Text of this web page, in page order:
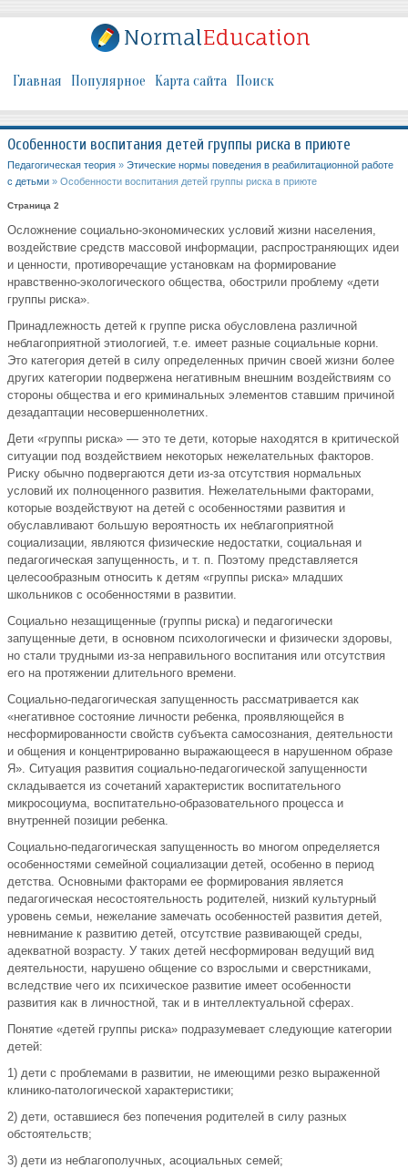
Главная Популярное Карта сайта Поиск
Особенности воспитания детей группы риска в приюте
Педагогическая теория » Этические нормы поведения в реабилитационной работе
с детьми » Особенности воспитания детей группы риска в приюте
Страница 2
Осложнение социально-экономических условий жизни населения,
воздействие средств массовой информации, распространяющих идеи
и ценности, противоречащие установкам на формирование
нравственно-экологического общества, обострили проблему «дети
группы риска».
Принадлежность детей к группе риска обусловлена различной
неблагоприятной этиологией, т.е. имеет разные социальные корни.
Это категория детей в силу определенных причин своей жизни более
других категории подвержена негативным внешним воздействиям со
стороны общества и его криминальных элементов ставшим причиной
дезадаптации несовершеннолетних.
Дети «группы риска» — это те дети, которые находятся в критической
ситуации под воздействием некоторых нежелательных факторов.
Риску обычно подвергаются дети из-за отсутствия нормальных
условий их полноценного развития. Нежелательными факторами,
которые воздействуют на детей с особенностями развития и
обуславливают большую вероятность их неблагоприятной
социализации, являются физические недостатки, социальная и
педагогическая запущенность, и т. п. Поэтому представляется
целесообразным относить к детям «группы риска» младших
школьников с особенностями в развитии.
Социально незащищенные (группы риска) и педагогически
запущенные дети, в основном психологически и физически здоровы,
но стали трудными из-за неправильного воспитания или отсутствия
его на протяжении длительного времени.
Социально-педагогическая запущенность рассматривается как
«негативное состояние личности ребенка, проявляющейся в
несформированности свойств субъекта самосознания, деятельности
и общения и концентрированно выражающееся в нарушенном образе
Я». Ситуация развития социально-педагогической запущенности
складывается из сочетаний характеристик воспитательного
микросоциума, воспитательно-образовательного процесса и
внутренней позиции ребенка.
Социально-педагогическая запущенность во многом определяется
особенностями семейной социализации детей, особенно в период
детства. Основными факторами ее формирования является
педагогическая несостоятельность родителей, низкий культурный
уровень семьи, нежелание замечать особенностей развития детей,
невнимание к развитию детей, отсутствие развивающей среды,
адекватной возрасту. У таких детей несформирован ведущий вид
деятельности, нарушено общение со взрослыми и сверстниками,
вследствие чего их психическое развитие имеет особенности
развития как в личностной, так и в интеллектуальной сферах.
Понятие «детей группы риска» подразумевает следующие категории
детей:
1) дети с проблемами в развитии, не имеющими резко выраженной
клинико-патологической характеристики;
2) дети, оставшиеся без попечения родителей в силу разных
обстоятельств;
3) дети из неблагополучных, асоциальных семей;